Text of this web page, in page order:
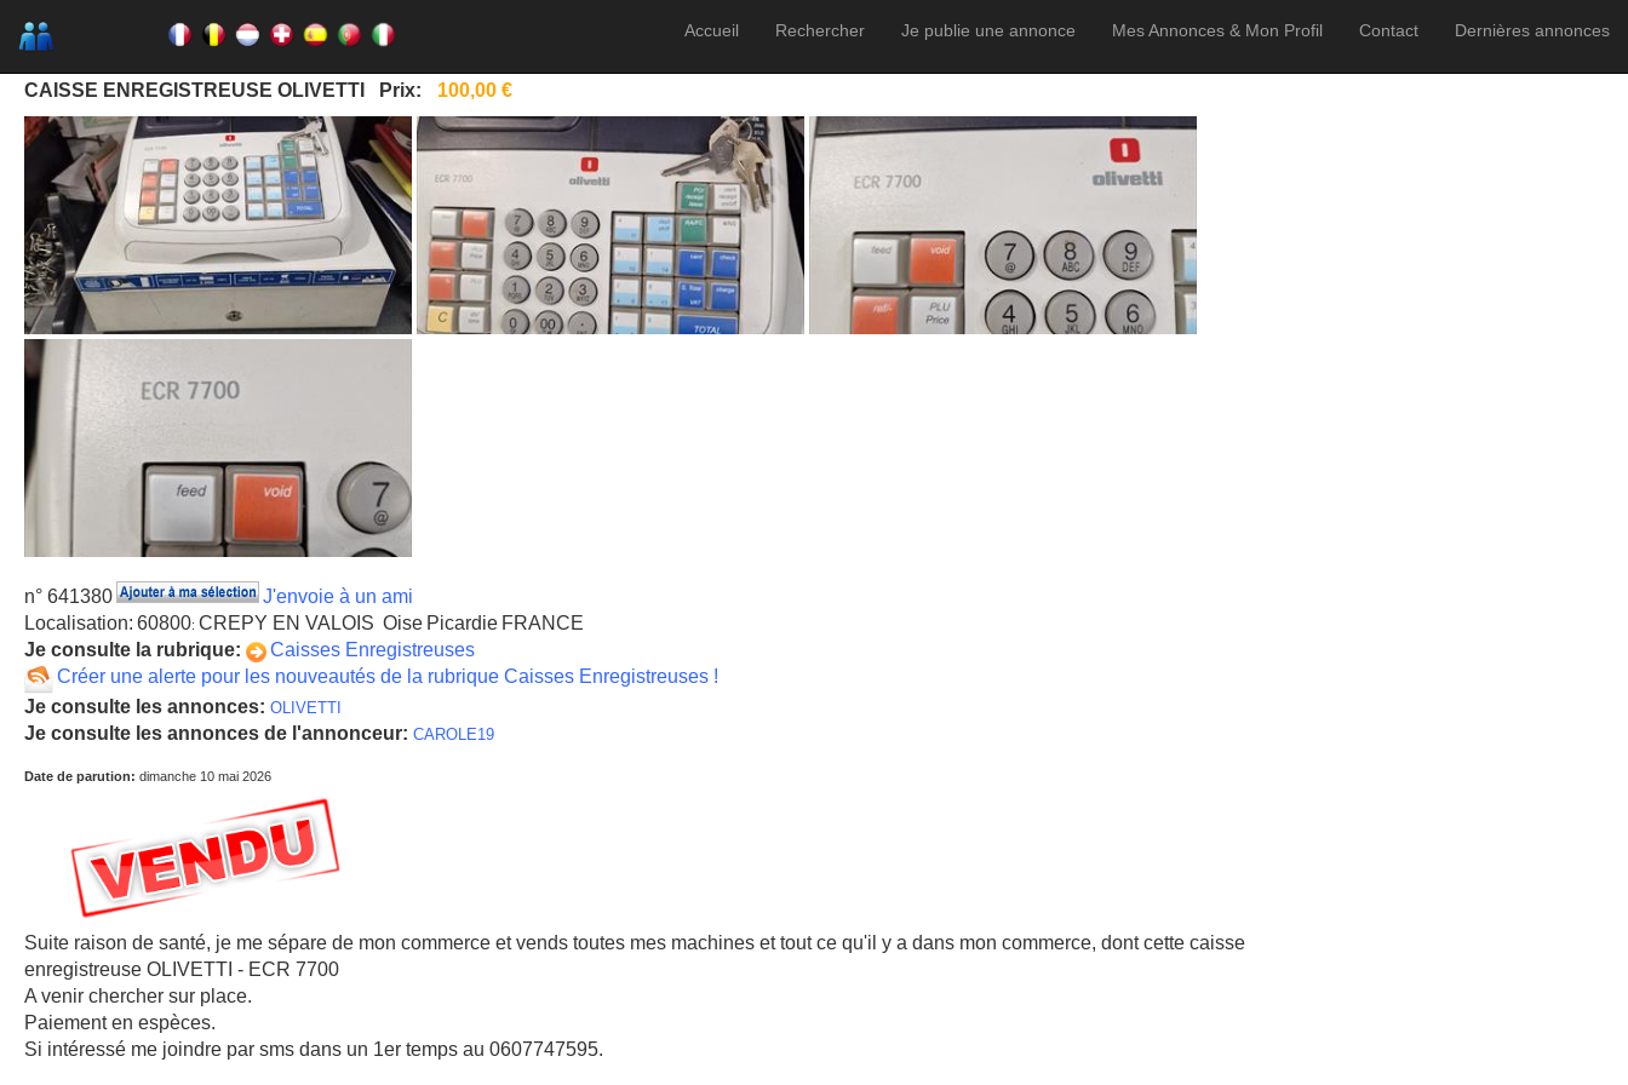
Accueil Rechercher Je publie une annonce Mes Annonces & Mon Profil Contact Dernières annonces
CAISSE ENREGISTREUSE OLIVETTI Prix: 100,00 €
n° 641380
J'envoie à un ami
Localisation: 60800: CREPY EN VALOIS Oise Picardie FRANCE
Je consulte la rubrique:
Caisses Enregistreuses
Créer une alerte pour les nouveautés de la rubrique Caisses Enregistreuses !
Je consulte les annonces: OLIVETTI
Je consulte les annonces de l'annonceur: CAROLE19
Date de parution: dimanche 10 mai 2026
Suite raison de santé, je me sépare de mon commerce et vends toutes mes machines et tout ce qu'il y a dans mon commerce, dont cette caisse
enregistreuse OLIVETTI - ECR 7700
A venir chercher sur place.
Paiement en espèces.
Si intéressé me joindre par sms dans un 1er temps au 0607747595.